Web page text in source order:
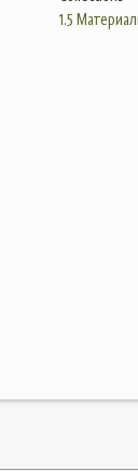
1.5